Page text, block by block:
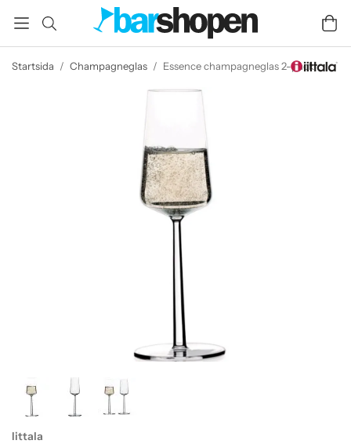
Startsida / Champagneglas / Essence champagneglas 2-pack
Iittala